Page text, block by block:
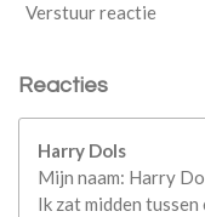
Verstuur reactie
Reacties
Harry Dols
Mijn naam: Harry
Ik zat midden